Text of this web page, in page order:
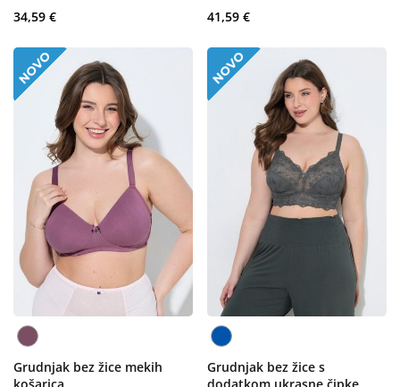
34,59 €
41,59 €
Grudnjak bez žice mekih
košarica
Grudnjak bez žice s
dodatkom ukrasne čipke